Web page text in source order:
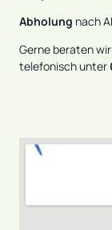
Abholung nach
Gerne beraten
telefonisch unter